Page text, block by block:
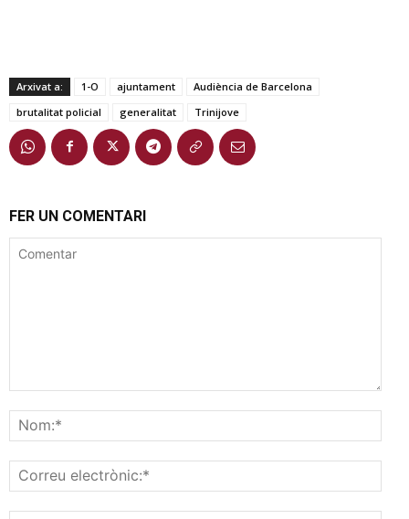
Arxivat a: 1-O ajuntament
Audiència de Barcelona
brutalitat policial
generalitat Trinijove
FER UN COMENTARI